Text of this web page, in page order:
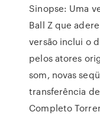
Sinopse: Uma
Ball Z que
versão inclui o
pelos atores
som, novas
transferência
Completo